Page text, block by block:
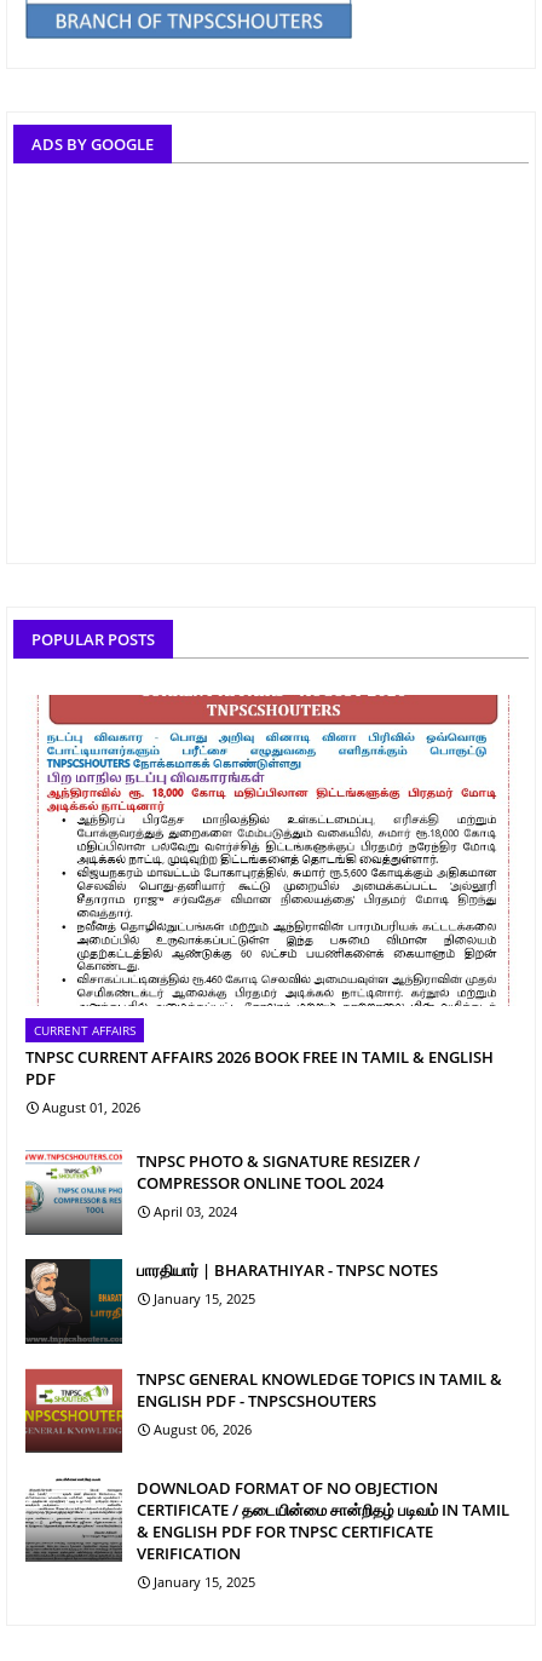
ADS BY GOOGLE
POPULAR POSTS
CURRENT AFFAIRS
TNPSC CURRENT AFFAIRS 2026 BOOK FREE IN TAMIL & ENGLISH
PDF
August 01, 2026
TNPSC PHOTO & SIGNATURE RESIZER /
COMPRESSOR ONLINE TOOL 2024
April 03, 2024
பாரதியார் | BHARATHIYAR - TNPSC NOTES
January 15, 2025
TNPSC GENERAL KNOWLEDGE TOPICS IN TAMIL &
ENGLISH PDF - TNPSCSHOUTERS
August 06, 2026
DOWNLOAD FORMAT OF NO OBJECTION
CERTIFICATE / தடையின்மை சான்றிதழ் படிவம் IN TAMIL
& ENGLISH PDF FOR TNPSC CERTIFICATE
VERIFICATION
January 15, 2025